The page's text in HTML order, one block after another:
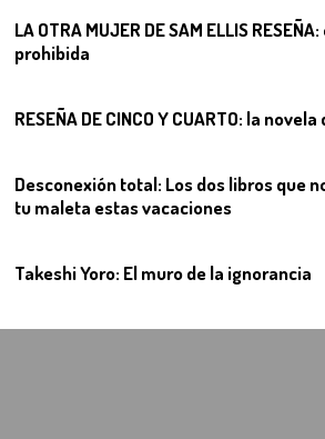
LA OTRA MUJER DE SAM ELLIS
prohibida
RESEÑA DE CINCO Y CUARTO: la
Desconexión total: Los dos libros que
tu maleta estas vacaciones
Takeshi Yoro: El muro de la ignorancia